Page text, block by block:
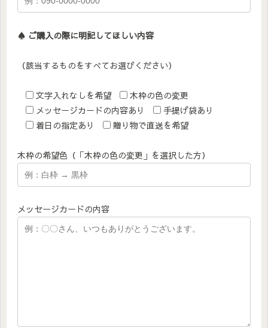
♠︎ ご購入の際に明記してほしい内容
（該当するものをすべてお選びください）
文字入れなしを希望
木枠の色の変更
メッセージカードの内容あり
手提げ袋あり
着日の指定あり
贈り物で直送を希望
木枠の希望色（「木枠の色の変更」を選択した方）
メッセージカードの内容